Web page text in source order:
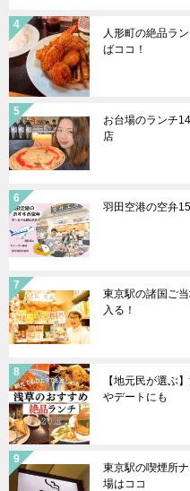
人形町の絶品ラ
ばココ！
お台場のランチ
店
羽田空港の空弁
東京駅の諸国ご
入る！
【地元民が選ぶ
やデートにも
東京駅の喫煙所
場はココ